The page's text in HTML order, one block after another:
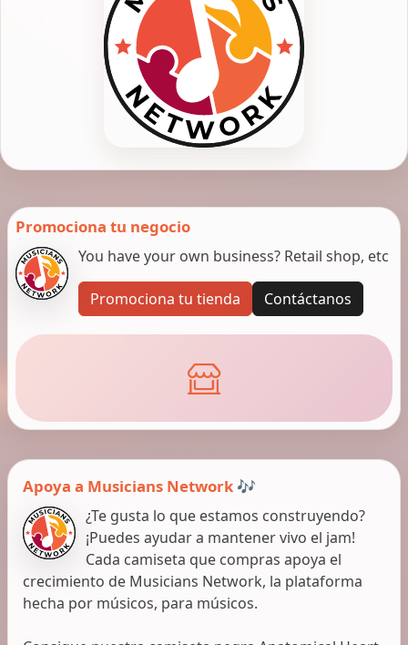
Promociona tu negocio
You have your own business? Retail shop, etc
Promociona tu tienda Contáctanos
Apoya a Musicians Network 🎶
¿Te gusta lo que estamos construyendo?
¡Puedes ayudar a mantener vivo el jam!
Cada camiseta que compras apoya el
crecimiento de Musicians Network, la plataforma
hecha por músicos, para músicos.